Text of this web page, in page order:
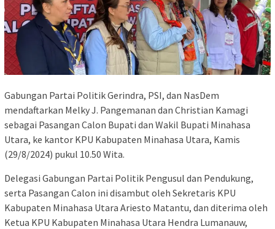
Gabungan Partai Politik Gerindra, PSI, dan NasDem
mendaftarkan Melky J. Pangemanan dan Christian Kamagi
sebagai Pasangan Calon Bupati dan Wakil Bupati Minahasa
Utara, ke kantor KPU Kabupaten Minahasa Utara, Kamis
(29/8/2024) pukul 10.50 Wita.
Delegasi Gabungan Partai Politik Pengusul dan Pendukung,
serta Pasangan Calon ini disambut oleh Sekretaris KPU
Kabupaten Minahasa Utara Ariesto Matantu, dan diterima oleh
Ketua KPU Kabupaten Minahasa Utara Hendra Lumanauw,